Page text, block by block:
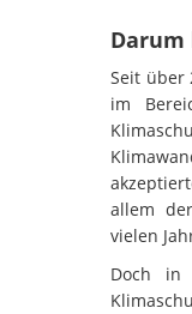
Darum
Seit über
im
allem
vielen
Doch in